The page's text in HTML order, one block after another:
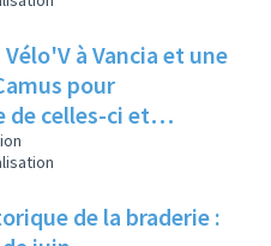
à Vancia et une
pour
de celles-ci et
bus à Vancia
de la braderie :